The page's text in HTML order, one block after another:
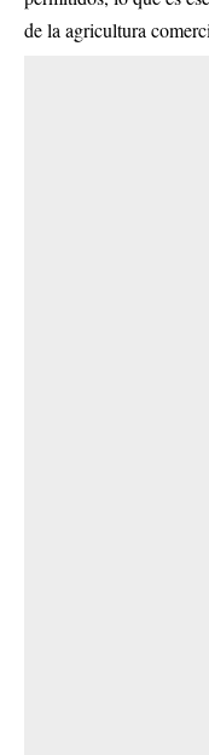
de la agricultura